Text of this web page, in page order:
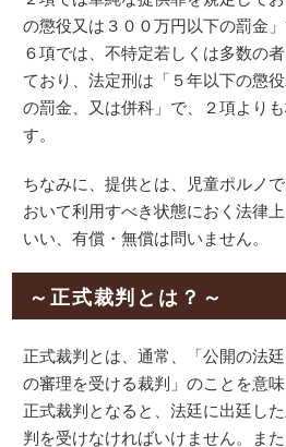
の懲役又は３００万円以下の罰金」
６項では、不特定若しくは多数の
ており、法定刑は「５年以下の懲
の罰金、又は併科」で、２項より
す。
ちなみに、提供とは、児童ポルノ
おいて利用すべき状態におく法律
いい、有償・無償は問いません。
～正式裁判とは？～
正式裁判とは、通常、「公開の法
の審理を受ける裁判」のことを意味
正式裁判となると、法廷に出廷し
判を受けなければいけません。ま